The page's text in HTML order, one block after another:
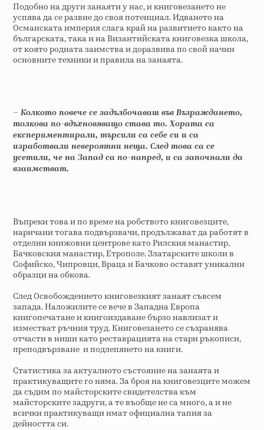
Подобно на други занаяти у нас, и книговезането не
успява да се развие до своя потенциал. Идването на
Османската империя слага край на развитието както на
българската, така и на Византийската книговезка школа,
от която родната заимства и доразвива по свой начин
основните техники и правила на занаята.
– Колкото повече се задълбочаваш във Възраждането,
толкова по-вдъхновяващо става то. Хората са
експериментирали, търсили са себе си и са
изработвали невероятни неща. След това са се
усетили, че на Запад са по-напред, и са започнали да
взаимстват.
Въпреки това и по време на робството книговезците,
наричани тогава подвързвачи, продължават да работят в
отделни книжовни центрове като Рилския манастир,
Бачковския манастир, Етрополе. Златарските школи в
Софийско, Чипровци, Враца и Бачково оставят уникални
образци на обкова.
След Освобождението книговезкият занаят съвсем
запада. Наложилите се вече в Западна Европа
книгопечатане и книгоиздаване бързо навлизат и
изместват ръчния труд. Книговезането се съхранява
отчасти в ниши като реставрацията на стари ръкописи,
преподвързване и подлепянето на книги.
Статистика за актуалното състояние на занаята и
практикуващите го няма. За броя на книговезците можем
да съдим по майсторските свидетелства към
майсторските задруги, а те въобще не са много, а и не
всички практикуващи имат официална тапия за
дейността си.